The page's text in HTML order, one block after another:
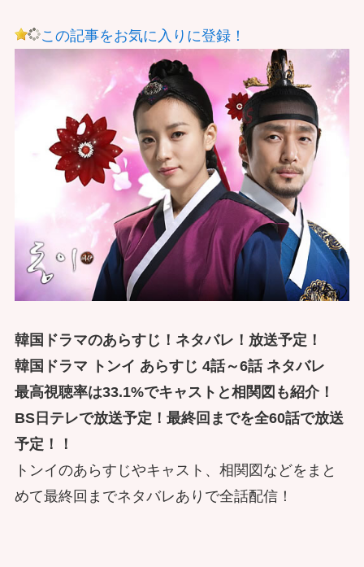
この記事をお気に入りに登録！
韓国ドラマのあらすじ！ネタバレ！放送予定！
韓国ドラマ トンイ あらすじ 4話～6話 ネタバレ
最高視聴率は33.1%でキャストと相関図も紹介！
BS日テレで放送予定！最終回までを全60話で放送
予定！！
トンイのあらすじやキャスト、相関図などをまと
めて最終回までネタバレありで全話配信！